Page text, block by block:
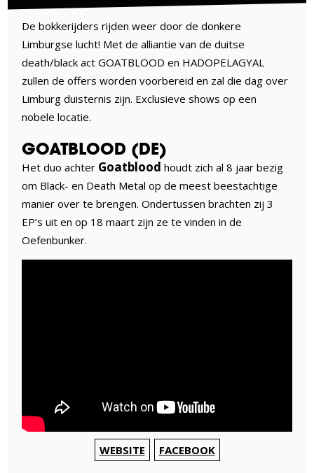
De bokkerijders rijden weer door de donkere
Limburgse lucht! Met de alliantie van de duitse
death/black act GOATBLOOD en HADOPELAGYAL
zullen de offers worden voorbereid en zal die dag over
Limburg duisternis zijn. Exclusieve shows op een
nobele locatie.
GOATBLOOD (DE)
Het duo achter Goatblood houdt zich al 8 jaar bezig
om Black- en Death Metal op de meest beestachtige
manier over te brengen. Ondertussen brachten zij 3
EP’s uit en op 18 maart zijn ze te vinden in de
Oefenbunker.
WEBSITE FACEBOOK